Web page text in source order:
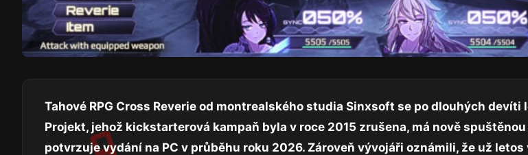
Tahové RPG Cross Reverie od montrealského studia Sinxsoft se po dlouhých devíti
Projekt, jehož kickstarterová kampaň byla v roce 2015 zrušena, má nově
potvrzuje vydání na PC v průběhu roku 2026. Zároveň vývojáři oznámili, že už